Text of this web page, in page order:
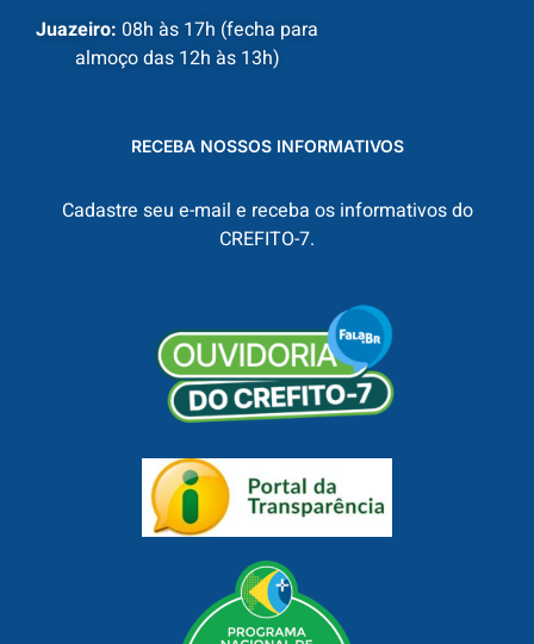
Juazeiro: 08h às 17h (fecha para
almoço das 12h às 13h)
RECEBA NOSSOS INFORMATIVOS
Cadastre seu e-mail e receba os informativos do
CREFITO-7.